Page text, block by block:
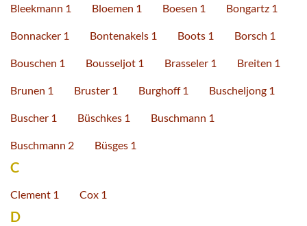
Bleekmann 1 Bloemen 1 Boesen 1 Bongartz 1
Bonnacker 1 Bontenakels 1 Boots 1 Borsch 1
Bouschen 1 Bousseljot 1 Brasseler 1 Breiten 1
Brunen 1 Bruster 1 Burghoff 1 Buscheljong 1
Buscher 1 Büschkes 1 Buschmann 1
Buschmann 2 Büsges 1
C
Clement 1 Cox 1
D